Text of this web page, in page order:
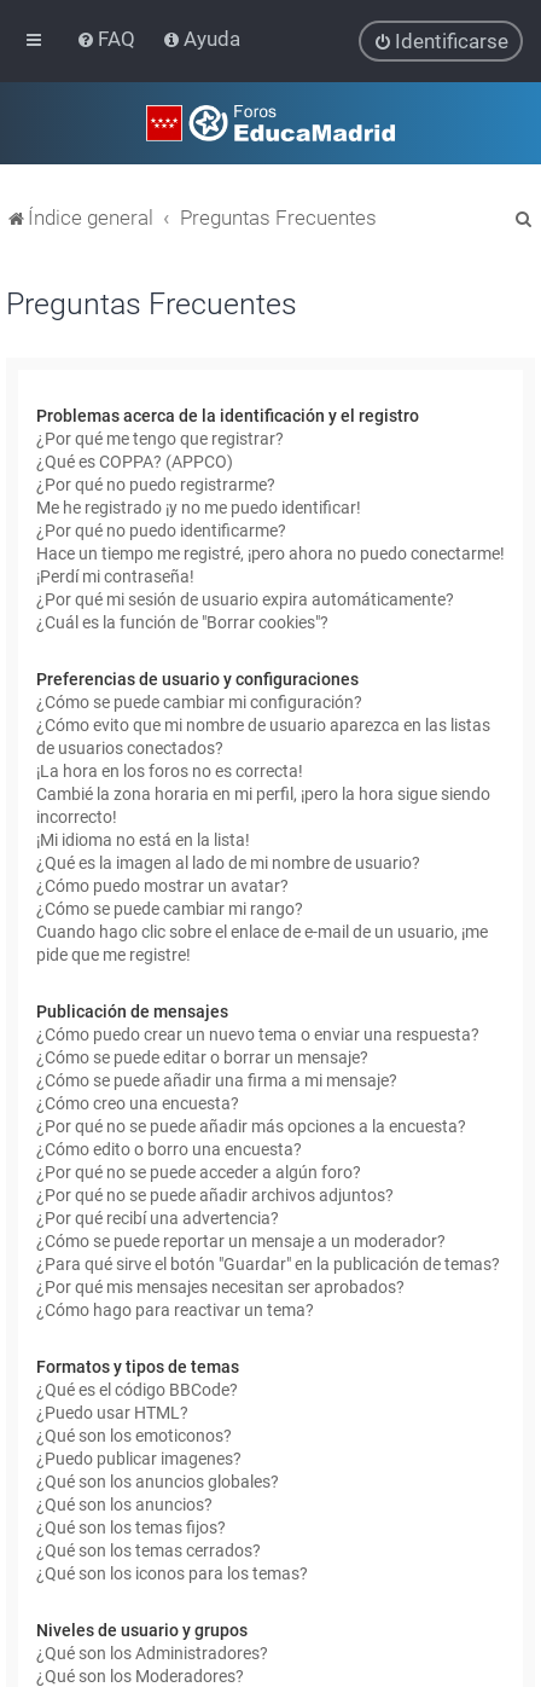
FAQ Ayuda Identificarse
Índice general Preguntas Frecuentes
Preguntas Frecuentes
Problemas acerca de la identificación y el registro
¿Por qué me tengo que registrar?
¿Qué es COPPA? (APPCO)
¿Por qué no puedo registrarme?
Me he registrado ¡y no me puedo identificar!
¿Por qué no puedo identificarme?
Hace un tiempo me registré, ¡pero ahora no puedo conectarme!
¡Perdí mi contraseña!
¿Por qué mi sesión de usuario expira automáticamente?
¿Cuál es la función de "Borrar cookies"?
Preferencias de usuario y configuraciones
¿Cómo se puede cambiar mi configuración?
¿Cómo evito que mi nombre de usuario aparezca en las listas
de usuarios conectados?
¡La hora en los foros no es correcta!
Cambié la zona horaria en mi perfil, ¡pero la hora sigue siendo
incorrecto!
¡Mi idioma no está en la lista!
¿Qué es la imagen al lado de mi nombre de usuario?
¿Cómo puedo mostrar un avatar?
¿Cómo se puede cambiar mi rango?
Cuando hago clic sobre el enlace de e-mail de un usuario, ¡me
pide que me registre!
Publicación de mensajes
¿Cómo puedo crear un nuevo tema o enviar una respuesta?
¿Cómo se puede editar o borrar un mensaje?
¿Cómo se puede añadir una firma a mi mensaje?
¿Cómo creo una encuesta?
¿Por qué no se puede añadir más opciones a la encuesta?
¿Cómo edito o borro una encuesta?
¿Por qué no se puede acceder a algún foro?
¿Por qué no se puede añadir archivos adjuntos?
¿Por qué recibí una advertencia?
¿Cómo se puede reportar un mensaje a un moderador?
¿Para qué sirve el botón "Guardar" en la publicación de temas?
¿Por qué mis mensajes necesitan ser aprobados?
¿Cómo hago para reactivar un tema?
Formatos y tipos de temas
¿Qué es el código BBCode?
¿Puedo usar HTML?
¿Qué son los emoticonos?
¿Puedo publicar imagenes?
¿Qué son los anuncios globales?
¿Qué son los anuncios?
¿Qué son los temas fijos?
¿Qué son los temas cerrados?
¿Qué son los iconos para los temas?
Niveles de usuario y grupos
¿Qué son los Administradores?
¿Qué son los Moderadores?